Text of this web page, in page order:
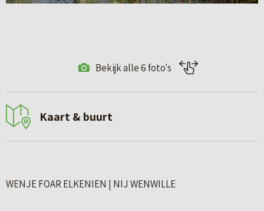
Bekijk alle 6 foto's
Kaart & buurt
WENJE FOAR ELKENIEN | NIJ WENWILLE